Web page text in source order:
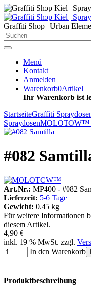
Graffiti Shop | Urban
Menü
Kontakt
Anmelden
Warenkorb0Artikel
Ihr Warenkorb ist
StartseiteGraffiti
SpraydosenMOLOTOW™
#082
Art.Nr.: MP400 - #082
Lieferzeit: 5-6 Tage
Gewicht: 0.45 kg
Für weitere Informationen
diesem Artikel.
4,90 €
inkl. 19 % MwSt. zzgl.
In den Warenkorb
Produktbeschreibung